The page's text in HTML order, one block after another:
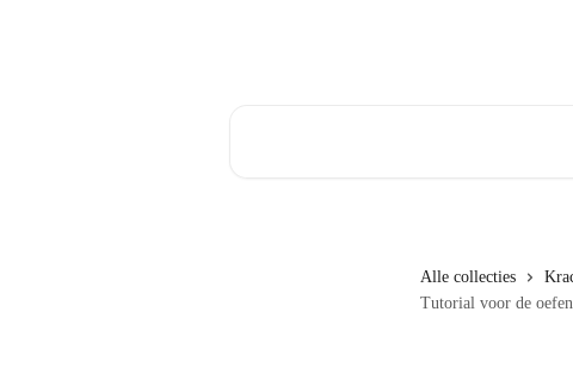
Alle collecties
Tutorial voor de